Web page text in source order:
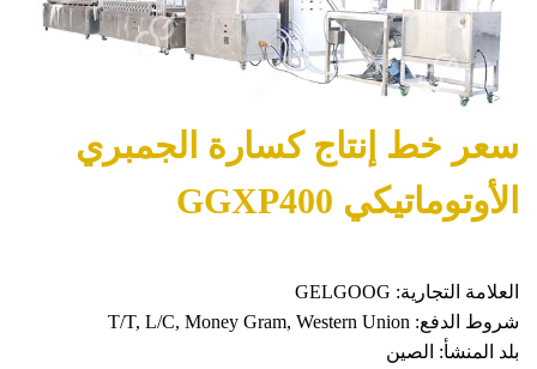
سعر خط إنتاج كسارة الجمبري
الأوتوماتيكي GGXP400
العلامة التجارية: GELGOOG
شروط الدفع: T/T, L/C, Money Gram, Western Union
بلد المنشأ: الصين